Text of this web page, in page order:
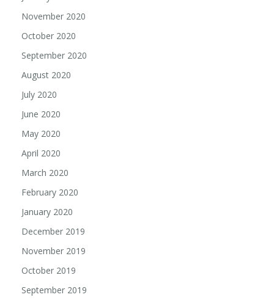
November 2020
October 2020
September 2020
August 2020
July 2020
June 2020
May 2020
April 2020
March 2020
February 2020
January 2020
December 2019
November 2019
October 2019
September 2019